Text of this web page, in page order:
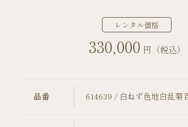
振袖レンタルの流れ
写真だけの成人式の流れ
コーディネート小物
レンタル価格
330,000円（税込）
品番 614639 / 白ねず色地白乱菊